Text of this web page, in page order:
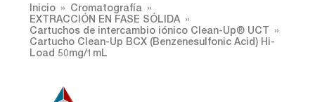
Inicio
Cromatografía
EXTRACCIÓN EN FASE SÓLIDA
Cartuchos de intercambio iónico Clean-Up® UCT
Cartucho Clean-Up BCX (Benzenesulfonic Acid) Hi-
Load 50mg/1mL